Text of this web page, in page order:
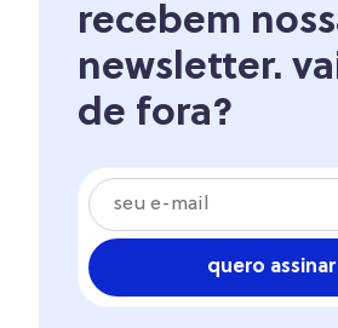
recebem
newsletter.
de fora?
quero assinar